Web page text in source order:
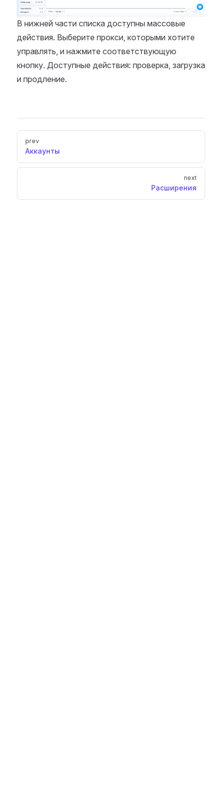
В нижней части списка доступны массовые
действия. Выберите прокси, которыми хотите
управлять, и нажмите соответствующую
кнопку. Доступные действия: проверка, загрузка
и продление.
Pagerprev
Аккаунты
next
Расширения